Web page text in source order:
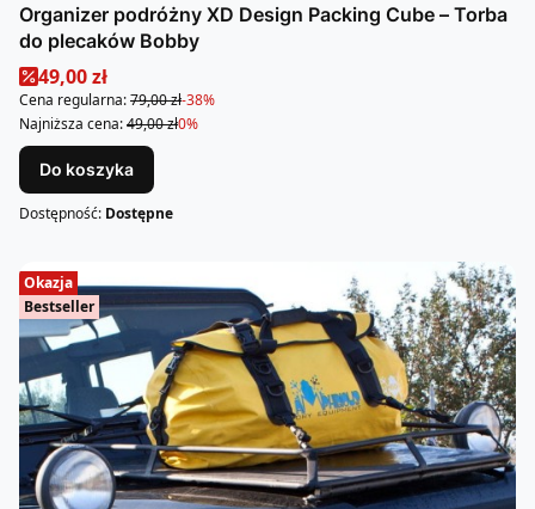
Organizer podróżny XD Design Packing Cube – Torba
do plecaków Bobby
Cena promocyjna
49,00 zł
Cena regularna:79,00 zł-38%
Najniższa cena:49,00 zł0%
Do koszyka
Dostępność: Dostępne
Okazja
Bestseller